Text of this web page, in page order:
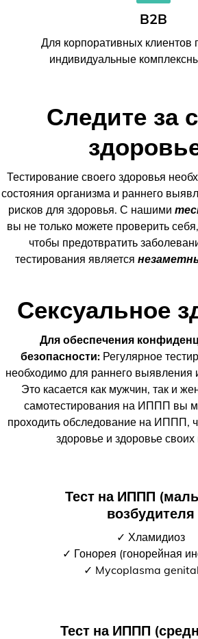
B2B
Для корпоративных клиентов
индивидуальные
Следите за
Тестирование своего здоровья
состояния организма и раннего
рисков для здоровья. С нашими
вы не только можете проверить
чтобы предотвратить
тестирования является
Сексуальное
Для обеспечения
безопасности: Регулярное
необходимо для раннего выявления
Это касается как мужчин, так и
самотестирования на ИППП вы
проходить обследование на ИППП,
здоровье и здоровье
Тест на ИППП
возбудителя
✓ Хламидиоз
✓ Гонорея (гонорейная
✓ Mycoplasma
Тест на ИППП